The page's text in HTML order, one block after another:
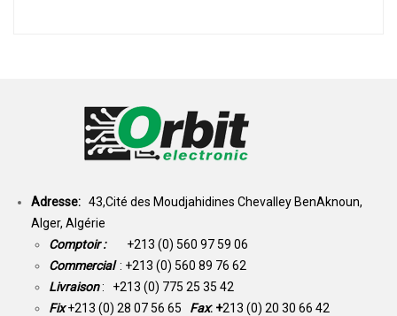
Adresse: 43,Cité des Moudjahidines Chevalley BenAknoun,
Alger, Algérie
Comptoir : +213 (0) 560 97 59 06
Commercial : +213 (0) 560 89 76 62
Livraison: +213 (0) 775 25 35 42
Fix +213 (0) 28 07 56 65 Fax: +213 (0) 20 30 66 42